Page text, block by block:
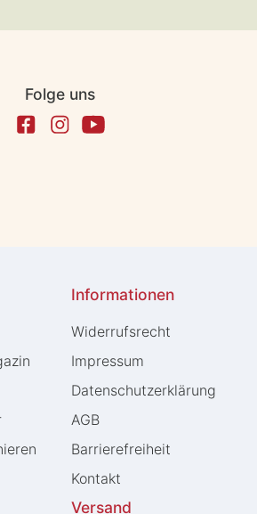
Folge uns
Informationen
Widerrufs­recht
Impressum
Daten­schutz­erklärung
AGB
Barrierefreiheit
Kontakt
Versand